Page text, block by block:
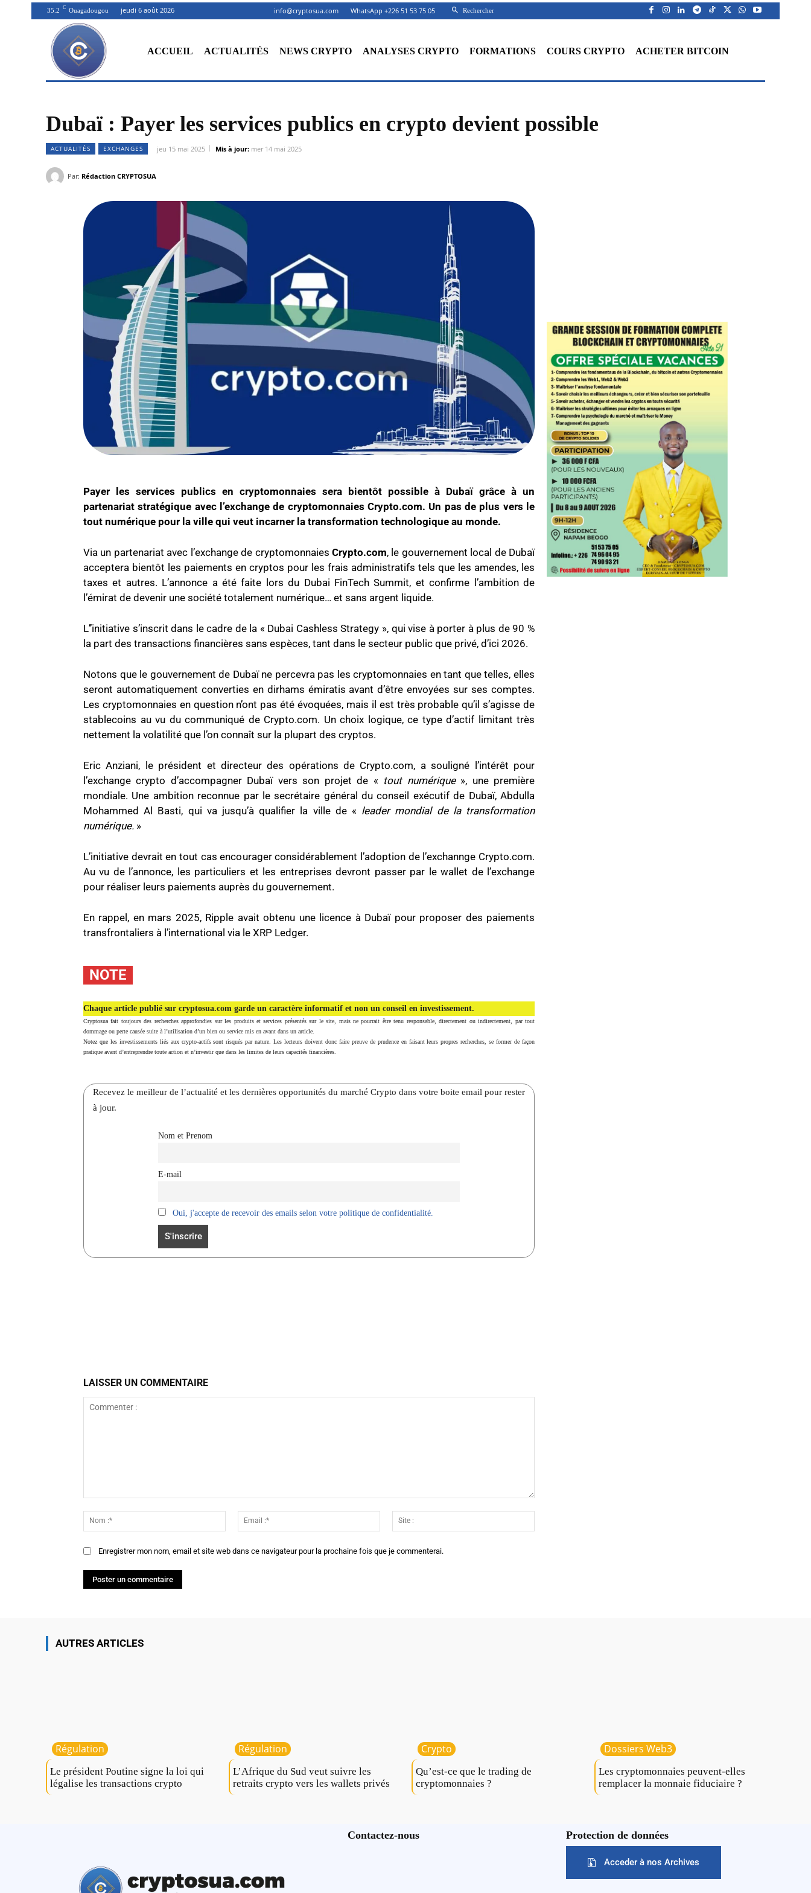
35.2 C Ouagadougou jeudi 6 août 2026 info@cryptosua.com WhatsApp +226 51 53 75 05 Rechercher
ACCUEIL ACTUALITÉS NEWS CRYPTO ANALYSES CRYPTO FORMATIONS COURS CRYPTO ACHETER BITCOIN
Dubaï : Payer les services publics en crypto devient possible
ACTUALITÉS EXCHANGES jeu 15 mai 2025 Mis à jour: mer 14 mai 2025
Par: Rédaction CRYPTOSUA
Payer les services publics en cryptomonnaies sera bientôt possible à Dubaï grâce à un
partenariat stratégique avec l’exchange de cryptomonnaies Crypto.com. Un pas de plus vers le
tout numérique pour la ville qui veut incarner la transformation technologique au monde.
Via un partenariat avec l’exchange de cryptomonnaies Crypto.com, le gouvernement local de Dubaï
acceptera bientôt les paiements en cryptos pour les frais administratifs tels que les amendes, les
taxes et autres. L’annonce a été faite lors du Dubai FinTech Summit, et confirme l’ambition de
l’émirat de devenir une société totalement numérique… et sans argent liquide.
L’’initiative s’inscrit dans le cadre de la « Dubai Cashless Strategy », qui vise à porter à plus de 90 %
la part des transactions financières sans espèces, tant dans le secteur public que privé, d’ici 2026.
Notons que le gouvernement de Dubaï ne percevra pas les cryptomonnaies en tant que telles, elles
seront automatiquement converties en dirhams émiratis avant d’être envoyées sur ses comptes.
Les cryptomonnaies en question n’ont pas été évoquées, mais il est très probable qu’il s’agisse de
stablecoins au vu du communiqué de Crypto.com. Un choix logique, ce type d’actif limitant très
nettement la volatilité que l’on connaît sur la plupart des cryptos.
Eric Anziani, le président et directeur des opérations de Crypto.com, a souligné l’intérêt pour
l’exchange crypto d’accompagner Dubaï vers son projet de « tout numérique», une première
mondiale. Une ambition reconnue par le secrétaire général du conseil exécutif de Dubaï, Abdulla
Mohammed Al Basti, qui va jusqu’à qualifier la ville de « leader mondial de la transformation
numérique. »
L’initiative devrait en tout cas encourager considérablement l’adoption de l’exchannge Crypto.com.
Au vu de l’annonce, les particuliers et les entreprises devront passer par le wallet de l’exchange
pour réaliser leurs paiements auprès du gouvernement.
En rappel, en mars 2025, Ripple avait obtenu une licence à Dubaï pour proposer des paiements
transfrontaliers à l’international via le XRP Ledger.
NOTE
Chaque article publié sur cryptosua.com garde un caractère informatif et non un conseil en investissement.
Cryptosua fait toujours des recherches approfondies sur les produits et services présentés sur le site, mais ne pourrait être tenu responsable, directement ou indirectement, par tout
dommage ou perte causée suite à l’utilisation d’un bien ou service mis en avant dans un article.
Notez que les investissements liés aux crypto-actifs sont risqués par nature. Les lecteurs doivent donc faire preuve de prudence en faisant leurs propres recherches, se former de façon
pratique avant d’entreprendre toute action et n’investir que dans les limites de leurs capacités financières.
Recevez le meilleur de l’actualité et les dernières opportunités du marché Crypto dans votre boite email pour rester
à jour.
Nom et Prenom
E-mail
Oui, j'accepte de recevoir des emails selon votre politique de confidentialité.
LAISSER UN COMMENTAIRE
:*
Email
:*
:
Enregistrer mon nom, email et site web dans ce navigateur pour la prochaine fois que je commenterai.
AUTRES ARTICLES
Régulation
Le président Poutine signe la loi qui
légalise les transactions crypto
Régulation
L’Afrique du Sud veut suivre les
retraits crypto vers les wallets privés
Crypto
Qu’est-ce que le trading de
cryptomonnaies ?
Dossiers Web3
Les cryptomonnaies peuvent-elles
remplacer la monnaie fiduciaire ?
Contactez-nous Protection de données
Acceder à nos Archives